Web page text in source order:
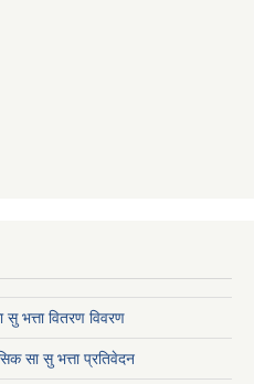
भत्ता वितरण विवरण
सा सु भत्ता प्रतिवेदन